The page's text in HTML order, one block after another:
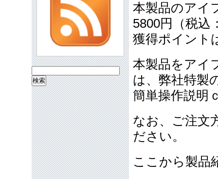
本製品のアイ
5800円（税込
獲得ポイント
本製品をアイ
は、弊社特製
簡単操作説明
なお、ご注文
ださい。
ここから製品
索: